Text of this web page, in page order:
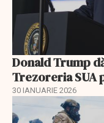
Donald Trump
Trezoreria SUA
30 IANUARIE 2026